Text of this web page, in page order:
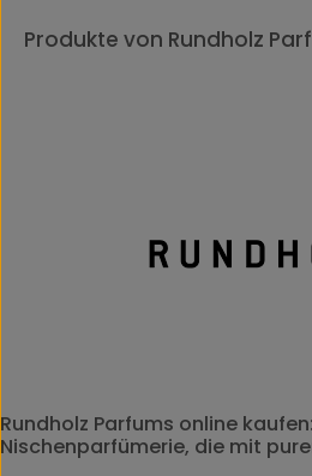
Produkte von Rundholz
Rundholz Parfums online
Nischenparfümerie, die mit